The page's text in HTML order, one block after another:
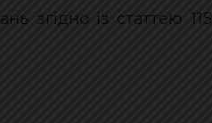
згідно із статтею 115